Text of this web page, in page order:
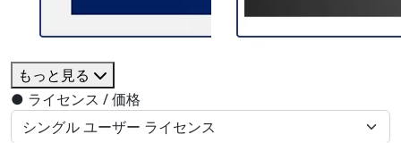
もっと見る
● ライセンス / 価格